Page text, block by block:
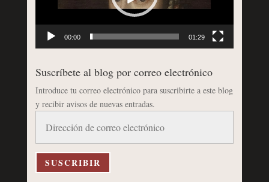
00:00 01:29
Suscríbete al blog por correo electrónico
Introduce tu correo electrónico para suscribirte a este blog
y recibir avisos de nuevas entradas.
correo
electrónico
SUSCRIBIR